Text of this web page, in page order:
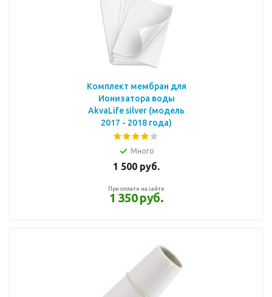
Комплект мембран для
Ионизатора воды
AkvaLife silver (модель
2017 - 2018 года)
Много
1 500 руб.
При оплате на сайте
1 350 руб.